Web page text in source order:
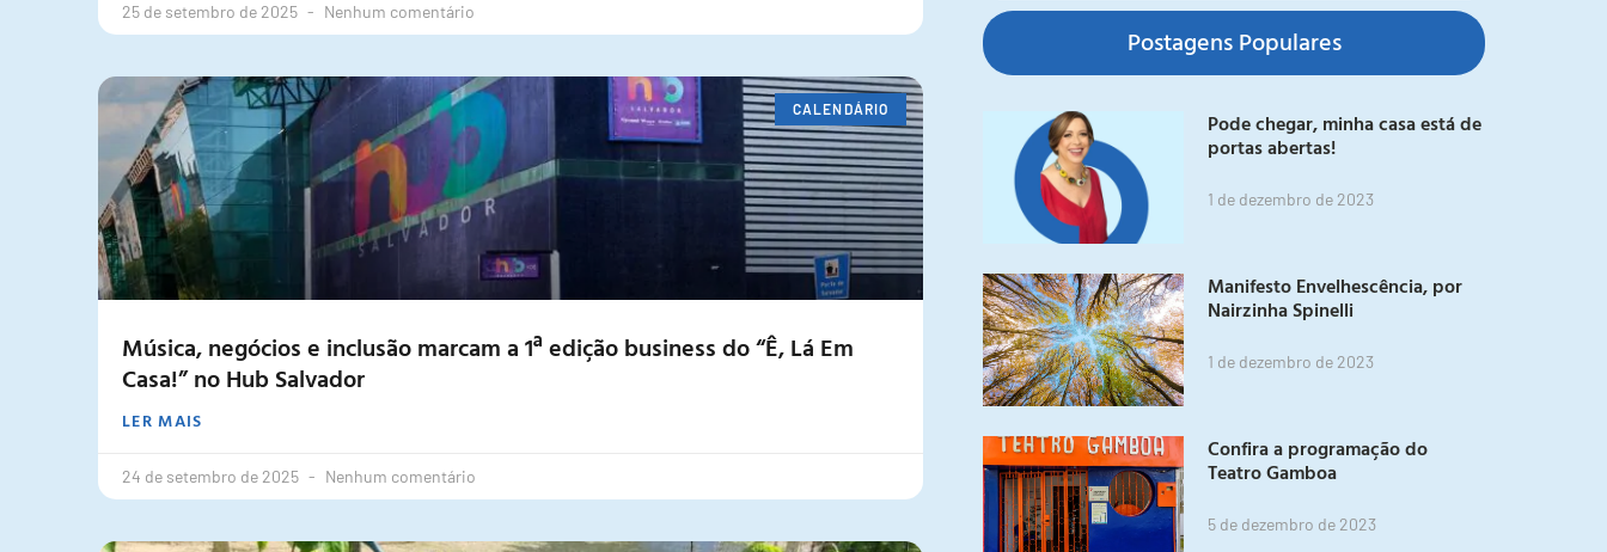
25 de setembro de 2025 Nenhum comentário
CALENDÁRIO
Música, negócios e inclusão marcam a 1ª edição business do “Ê, Lá Em
Casa!” no Hub Salvador
LER MAIS
24 de setembro de 2025 Nenhum comentário
Postagens Populares
Pode chegar, minha casa está de
portas abertas!
1 de dezembro de 2023
Manifesto Envelhescência, por
Nairzinha Spinelli
1 de dezembro de 2023
Confira a programação do
Teatro Gamboa
5 de dezembro de 2023